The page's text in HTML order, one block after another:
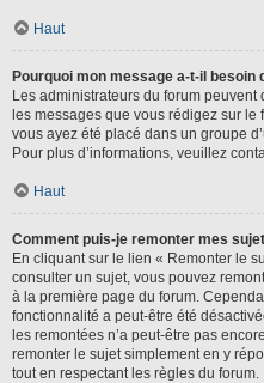
Haut
Pourquoi mon message a-t-il besoin
Les administrateurs du forum
les messages que vous rédigez sur le
vous ayez été placé dans un groupe
Pour plus d’informations, veuillez
Haut
Comment puis-je remonter mes
En cliquant sur le lien « Remonter le
consulter un sujet, vous pouvez
à la première page du forum.
fonctionnalité a peut-être été
les remontées n’a peut-être pas
remonter le sujet simplement en y
tout en respectant les règles du forum.